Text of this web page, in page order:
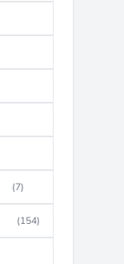
(7)
(154)